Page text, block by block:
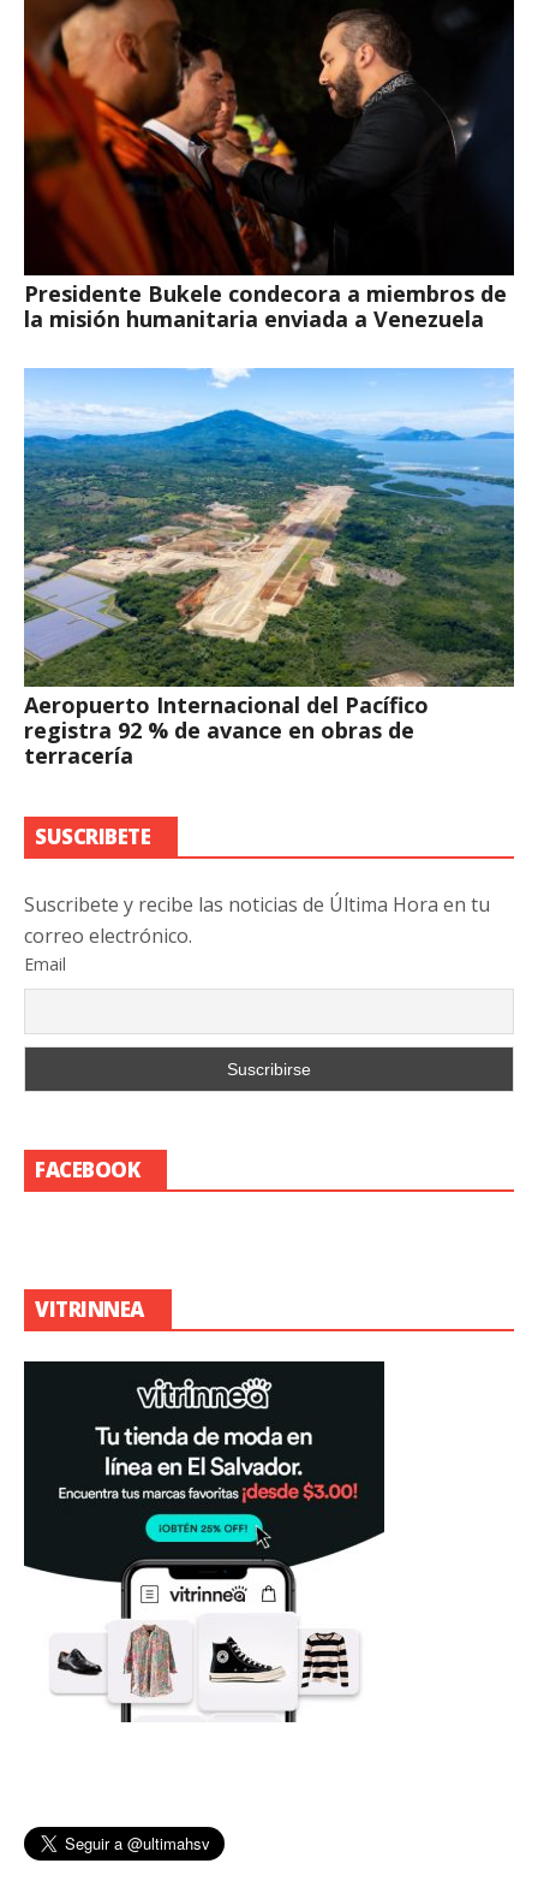
Presidente Bukele condecora a miembros de
la misión humanitaria enviada a Venezuela
Aeropuerto Internacional del Pacífico
registra 92 % de avance en obras de
terracería
SUSCRIBETE
Suscribete y recibe las noticias de Última Hora en tu
correo electrónico.
Email
FACEBOOK
VITRINNEA